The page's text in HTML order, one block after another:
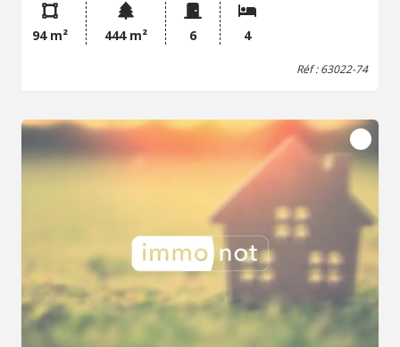
Cuisine avec accès au jardin -Un WC -Un Garage avec
porte automatisée de 20 m² En sous-sol, vous trouverez
une grande cave de +44 m² Au 1er étage : -4 belles
chambres dont une de +20 m² -Une salle d'eau Points
Survitrage bois- volets bois et électrique à l'étage -
Chauffage : Chaudière gaz à condensation LEBLANC 2018
Située à 5 minutes du centre-ville, des écoles dans un
lotissement, à visiter rapidement ! PRIX : 189 000 €
94 m² 444 m² 6 4
Réf : 63022-74